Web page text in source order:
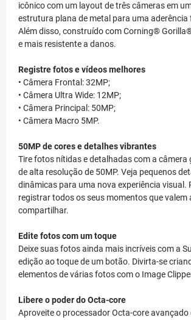
icônico com um layout de três câmeras em
estrutura plana de metal para uma aderência
Além disso, construído com Corning®
e mais resistente a danos.
Registre fotos e vídeos melhores
• Câmera Frontal: 32MP;
• Câmera Ultra Wide: 12MP;
• Câmera Principal: 50MP;
• Câmera Macro 5MP.
50MP de cores e detalhes vibrantes
Tire fotos nítidas e detalhadas com a câmera
de alta resolução de 50MP. Veja pequenos
dinâmicas para uma nova experiência visual.
registrar todos os seus momentos que valem
compartilhar.
Edite fotos com um toque
Deixe suas fotos ainda mais incríveis com a
edição ao toque de um botão. Divirta-se
elementos de várias fotos com o Image
Libere o poder do Octa-core
Aproveite o processador Octa-core avançado